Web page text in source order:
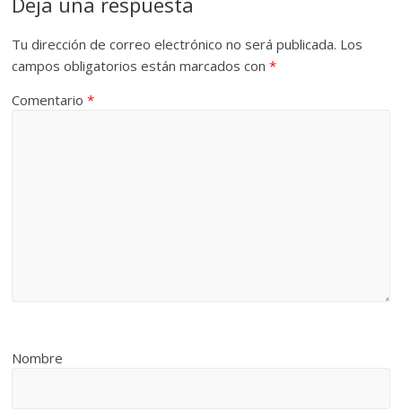
Tu dirección de correo electrónico no será publicada. Los
campos obligatorios están marcados con*
Comentario*
Nombre